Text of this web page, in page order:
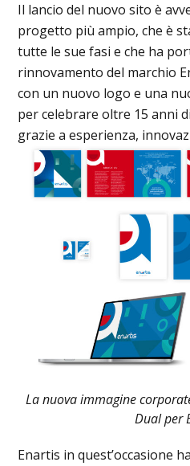
Il lancio del nuovo sito è
progetto più ampio, che è
tutte le sue fasi e che ha
rinnovamento del marchio
con un nuovo logo e una
per celebrare oltre 15 anni
grazie a esperienza,
La nuova immagine
Dual per
Enartis in quest’occasione